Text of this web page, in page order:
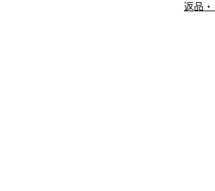
返品